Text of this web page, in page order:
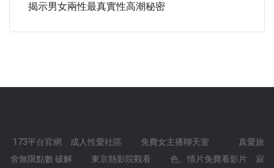
揭示男女兩性最真實性高潮秘密
173平台官網 成人性愛社區 免費女主播聊天室
真愛旅
舍無限點數 破解
東京熱影院觀看 色、情片免費看影片 寂